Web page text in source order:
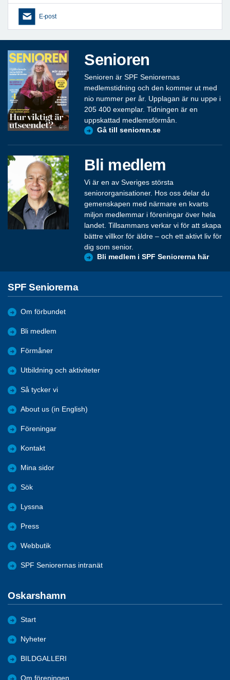
E-post
Senioren
Senioren är SPF Seniorernas
medlemstidning och den kommer ut med
nio nummer per år. Upplagan är nu uppe i
205 400 exemplar. Tidningen är en
uppskattad medlemsförmån.
Gå till senioren.se
Bli medlem
Vi är en av Sveriges största
seniororganisationer. Hos oss delar du
gemenskapen med närmare en kvarts
miljon medlemmar i föreningar över hela
landet. Tillsammans verkar vi för att skapa
bättre villkor för äldre – och ett aktivt liv för
dig som senior.
Bli medlem i SPF Seniorerna här
SPF Seniorerna
Om förbundet
Bli medlem
Förmåner
Utbildning och aktiviteter
Så tycker vi
About us (in English)
Föreningar
Kontakt
Mina sidor
Sök
Lyssna
Press
Webbutik
SPF Seniorernas intranät
Oskarshamn
Start
Nyheter
BILDGALLERI
Om föreningen